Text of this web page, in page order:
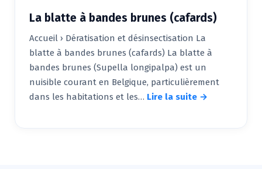
La blatte à bandes brunes (cafards)
Accueil › Dératisation et désinsectisation La
blatte à bandes brunes (cafards) La blatte à
bandes brunes (Supella longipalpa) est un
nuisible courant en Belgique, particulièrement
dans les habitations et les… Lire la suite →